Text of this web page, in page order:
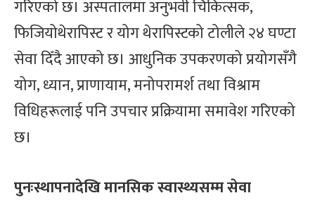
गरिएको छ। अस्पतालमा अनुभवी चिकित्सक,
फिजियोथेरापिस्ट र योग थेरापिस्टको टोलीले २४ घण्टा
सेवा दिँदै आएको छ। आधुनिक उपकरणको प्रयोगसँगै
योग, ध्यान, प्राणायाम, मनोपरामर्श तथा विश्राम
विधिहरूलाई पनि उपचार प्रक्रियामा समावेश गरिएको
छ।
पुनःस्थापनादेखि मानसिक स्वास्थ्यसम्म सेवा